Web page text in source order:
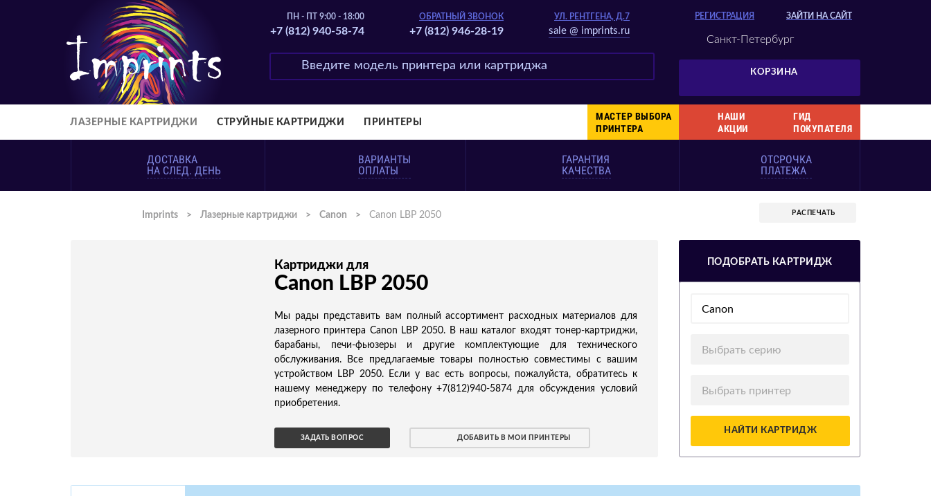
КОРЗИНА
РЕГИСТРАЦИЯ ЗАЙТИ НА САЙТ
Санкт-Петербург
ПН - ПТ 9:00 - 18:00
+7 (812) 940-58-74
ОБРАТНЫЙ ЗВОНОК
+7 (812) 946-28-19
УЛ. РЕНТГЕНА, Д.7
sale @ imprints.ru
НАШИ
АКЦИИ
ГИД
ПОКУПАТЕЛЯ
МАСТЕР ВЫБОРА
ПРИНТЕРА
ЛАЗЕРНЫЕ КАРТРИДЖИ СТРУЙНЫЕ КАРТРИДЖИ ПРИНТЕРЫ
ДОСТАВКА
НА СЛЕД. ДЕНЬ
ВАРИАНТЫ
ОПЛАТЫ
ГАРАНТИЯ
КАЧЕСТВА
ОТСРОЧКА
ПЛАТЕЖА
Imprints > Лазерные картриджи > Canon > Canon LBP 2050
Картриджи для
Canon LBP 2050
Мы рады представить вам полный ассортимент расходных материалов для
лазерного принтера Canon LBP 2050. В наш каталог входят тонер-картриджи,
барабаны, печи-фьюзеры и другие комплектующие для технического
обслуживания. Все предлагаемые товары полностью совместимы с вашим
устройством LBP 2050. Если у вас есть вопросы, пожалуйста, обратитесь к
нашему менеджеру по телефону +7(812)940-5874 для обсуждения условий
приобретения.
ЗАДАТЬ ВОПРОС ДОБАВИТЬ В МОИ ПРИНТЕРЫ
РАСПЕЧАТЬ
ПОДОБРАТЬ КАРТРИДЖ
Canon
Выбрать серию
Выбрать принтер
НАЙТИ КАРТРИДЖ